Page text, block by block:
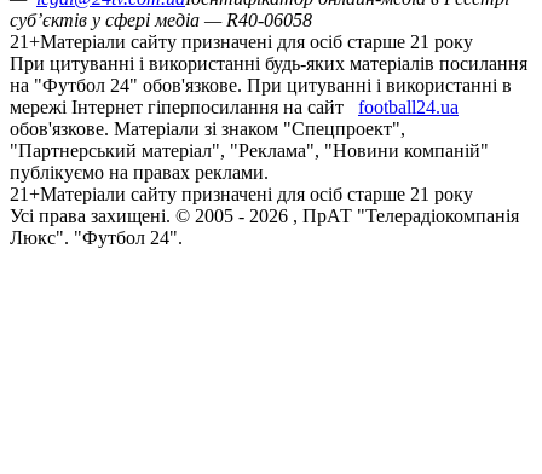
суб’єктів у сфері медіа — R40-06058
21+Матеріали сайту призначені для осіб старше 21 року
При цитуванні і використанні будь-яких матеріалів посилання
на "Футбол 24" обов'язкове. При цитуванні і використанні в
мережі Інтернет гіперпосилання на сайт
football24.ua
обов'язкове. Матеріали зі знаком "Спецпроект",
"Партнерський матеріал", "Реклама", "Новини компаній"
публікуємо на правах реклами.
21+Матеріали сайту призначені для осіб старше 21 року
Усi права захищенi. © 2005 - 2026 , ПрАТ "Телерадіокомпанія
Люкс". "Футбол 24".